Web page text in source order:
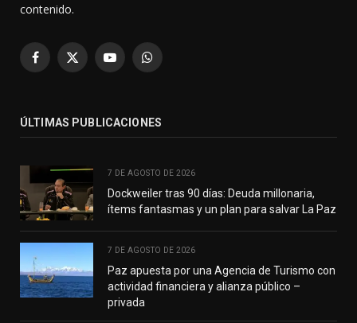
contenido.
Facebook
X
YouTubeWhatsApp
ÚLTIMAS PUBLICACIONES
7 DE AGOSTO DE 2026
Dockweiler tras 90 días: Deuda millonaria,
ítems fantasmas y un plan para salvar La Paz
7 DE AGOSTO DE 2026
Paz apuesta por una Agencia de Turismo con
actividad financiera y alianza público –
privada